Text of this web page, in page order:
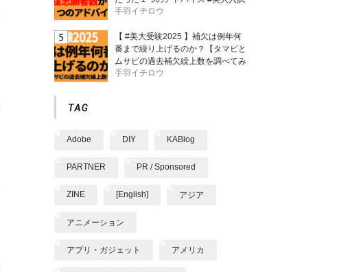
手羽イチロウ
【 #美大受験2025 】補欠は例年何
番まで繰り上げるのか？【タマビと
ムサビの過去補欠繰上数を調べてみ
た】
手羽イチロウ
Adobe DIY KABlog
PARTNER PR / Sponsored
ZINE [English] アジア
アニメーション
アプリ・ガジェット アメリカ